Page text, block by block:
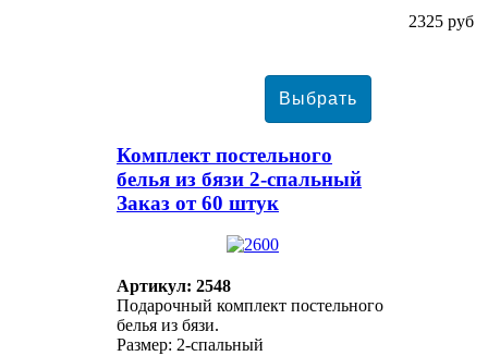
2325 руб
Комплект постельного
белья из бязи 2-спальный
Заказ от 60 штук
Артикул: 2548
Подарочный комплект постельного
белья из бязи.
Размер: 2-спальный